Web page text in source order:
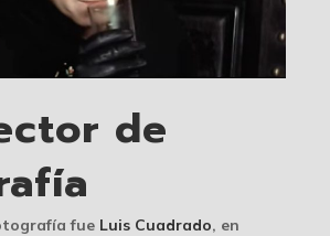
de
fue Luis Cuadrado, en